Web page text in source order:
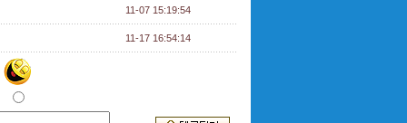
11-07 15:19:54
11-17 16:54:14